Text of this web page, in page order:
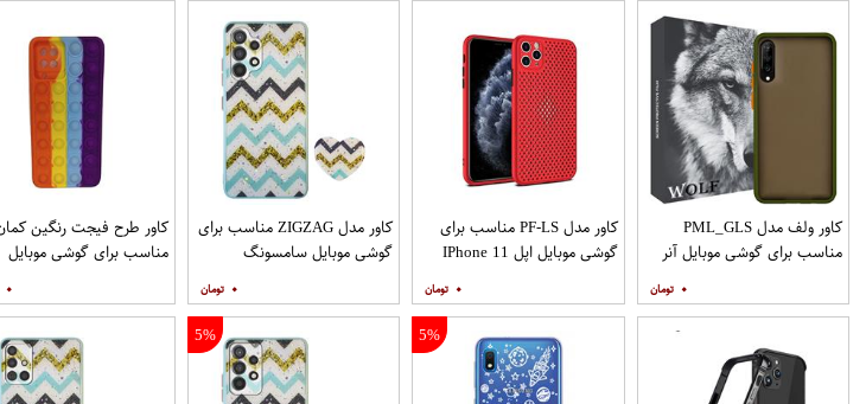
کاور ولف مدل PML_GLS
مناسب برای گوشی موبایل آنر
۰
کاور مدل PF-LS مناسب برای
گوشی موبایل اپل IPhone 11
۰
کاور مدل ZIGZAG مناسب برای
گوشی موبایل سامسونگ
نگهدارنده
۰
کاور طرح فیجت رنگین
مناسب برای گوشی موبایل
۰
5%
5%